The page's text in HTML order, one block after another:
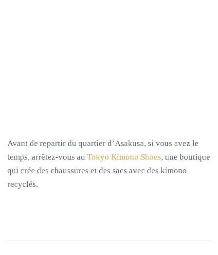
Avant de repartir du quartier d’Asakusa, si vous avez le
temps, arrêtez-vous au Tokyo Kimono Shoes, une boutique
qui crée des chaussures et des sacs avec des kimono
recyclés.